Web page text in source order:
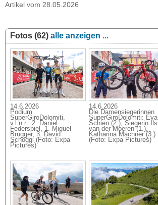
Artikel vom 28.05.2026
Fotos (62) alle anzeigen ...
14.6.2026
Podium
SuperGiroDolomiti,
v.l.n.r.: 2. Daniel
Federspiel, 1. Miguel
Brugger, 3. David
Schöggl (Foto: Expa
Pictures)
14.6.2026
Die Damensiegerinnen
SuperGiroDolomiti: Eva
Schien (2.), Siegerin Ils
van der Moeren (1.),
Katharina Machner (3.)
(Foto: Expa Pictures)